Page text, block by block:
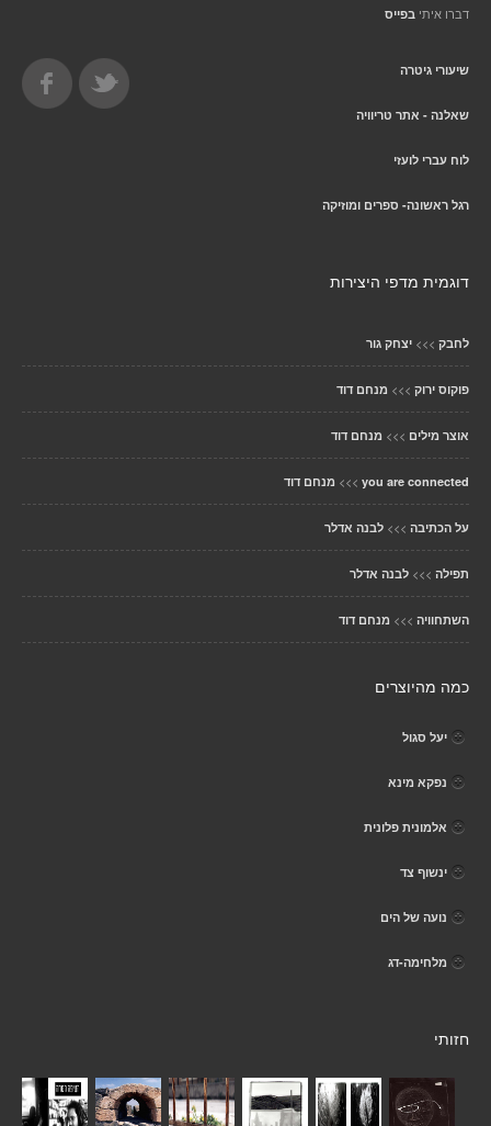
דברו איתי בפייס
שיעורי גיטרה
שאלנה - אתר טריוויה
לוח עברי לועזי
רגל ראשונה- ספרים ומוזיקה
דוגמית מדפי היצירות
לחבק >>> יצחק גור
פוקוס ירוק >>> מנחם דוד
אוצר מילים >>> מנחם דוד
you are connected
>>> מנחם דוד
על הכתיבה >>> לבנה אדלר
תפילה >>> לבנה אדלר
השתחוויה >>> מנחם דוד
כמה מהיוצרים
יעל סגול
נפקא מינא
אלמונית פלונית
ינשוף צד
נועה של הים
מלחימה-דג
חזותי